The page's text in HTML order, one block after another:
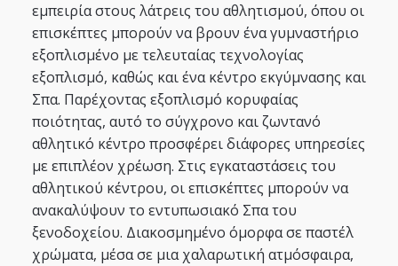
εμπειρία στους λάτρεις του αθλητισμού, όπου οι
επισκέπτες μπορούν να βρουν ένα γυμναστήριο
εξοπλισμένο με τελευταίας τεχνολογίας
εξοπλισμό, καθώς και ένα κέντρο εκγύμνασης και
Σπα. Παρέχοντας εξοπλισμό κορυφαίας
ποιότητας, αυτό το σύγχρονο και ζωντανό
αθλητικό κέντρο προσφέρει διάφορες υπηρεσίες
με επιπλέον χρέωση. Στις εγκαταστάσεις του
αθλητικού κέντρου, οι επισκέπτες μπορούν να
ανακαλύψουν το εντυπωσιακό Σπα του
ξενοδοχείου. Διακοσμημένο όμορφα σε παστέλ
χρώματα, μέσα σε μια χαλαρωτική ατμόσφαιρα,